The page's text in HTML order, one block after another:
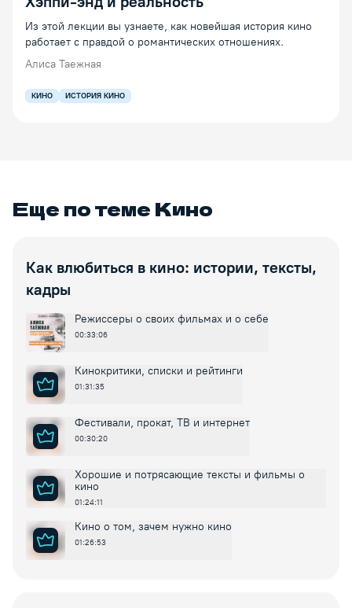
Из этой лекции вы узнаете, как новейшая история кино
работает с правдой о романтических отношениях.
Алиса Таежная
КИНО ИСТОРИЯ КИНО
Еще по теме Кино
Как влюбиться в кино: истории, тексты,
кадры
Режиссеры о своих фильмах и о себе
00:33:06
Кинокритики, списки и рейтинги
01:31:35
Фестивали, прокат, ТВ и интернет
00:30:20
Хорошие и потрясающие тексты и фильмы о
кино
01:24:11
Кино о том, зачем нужно кино
01:26:53